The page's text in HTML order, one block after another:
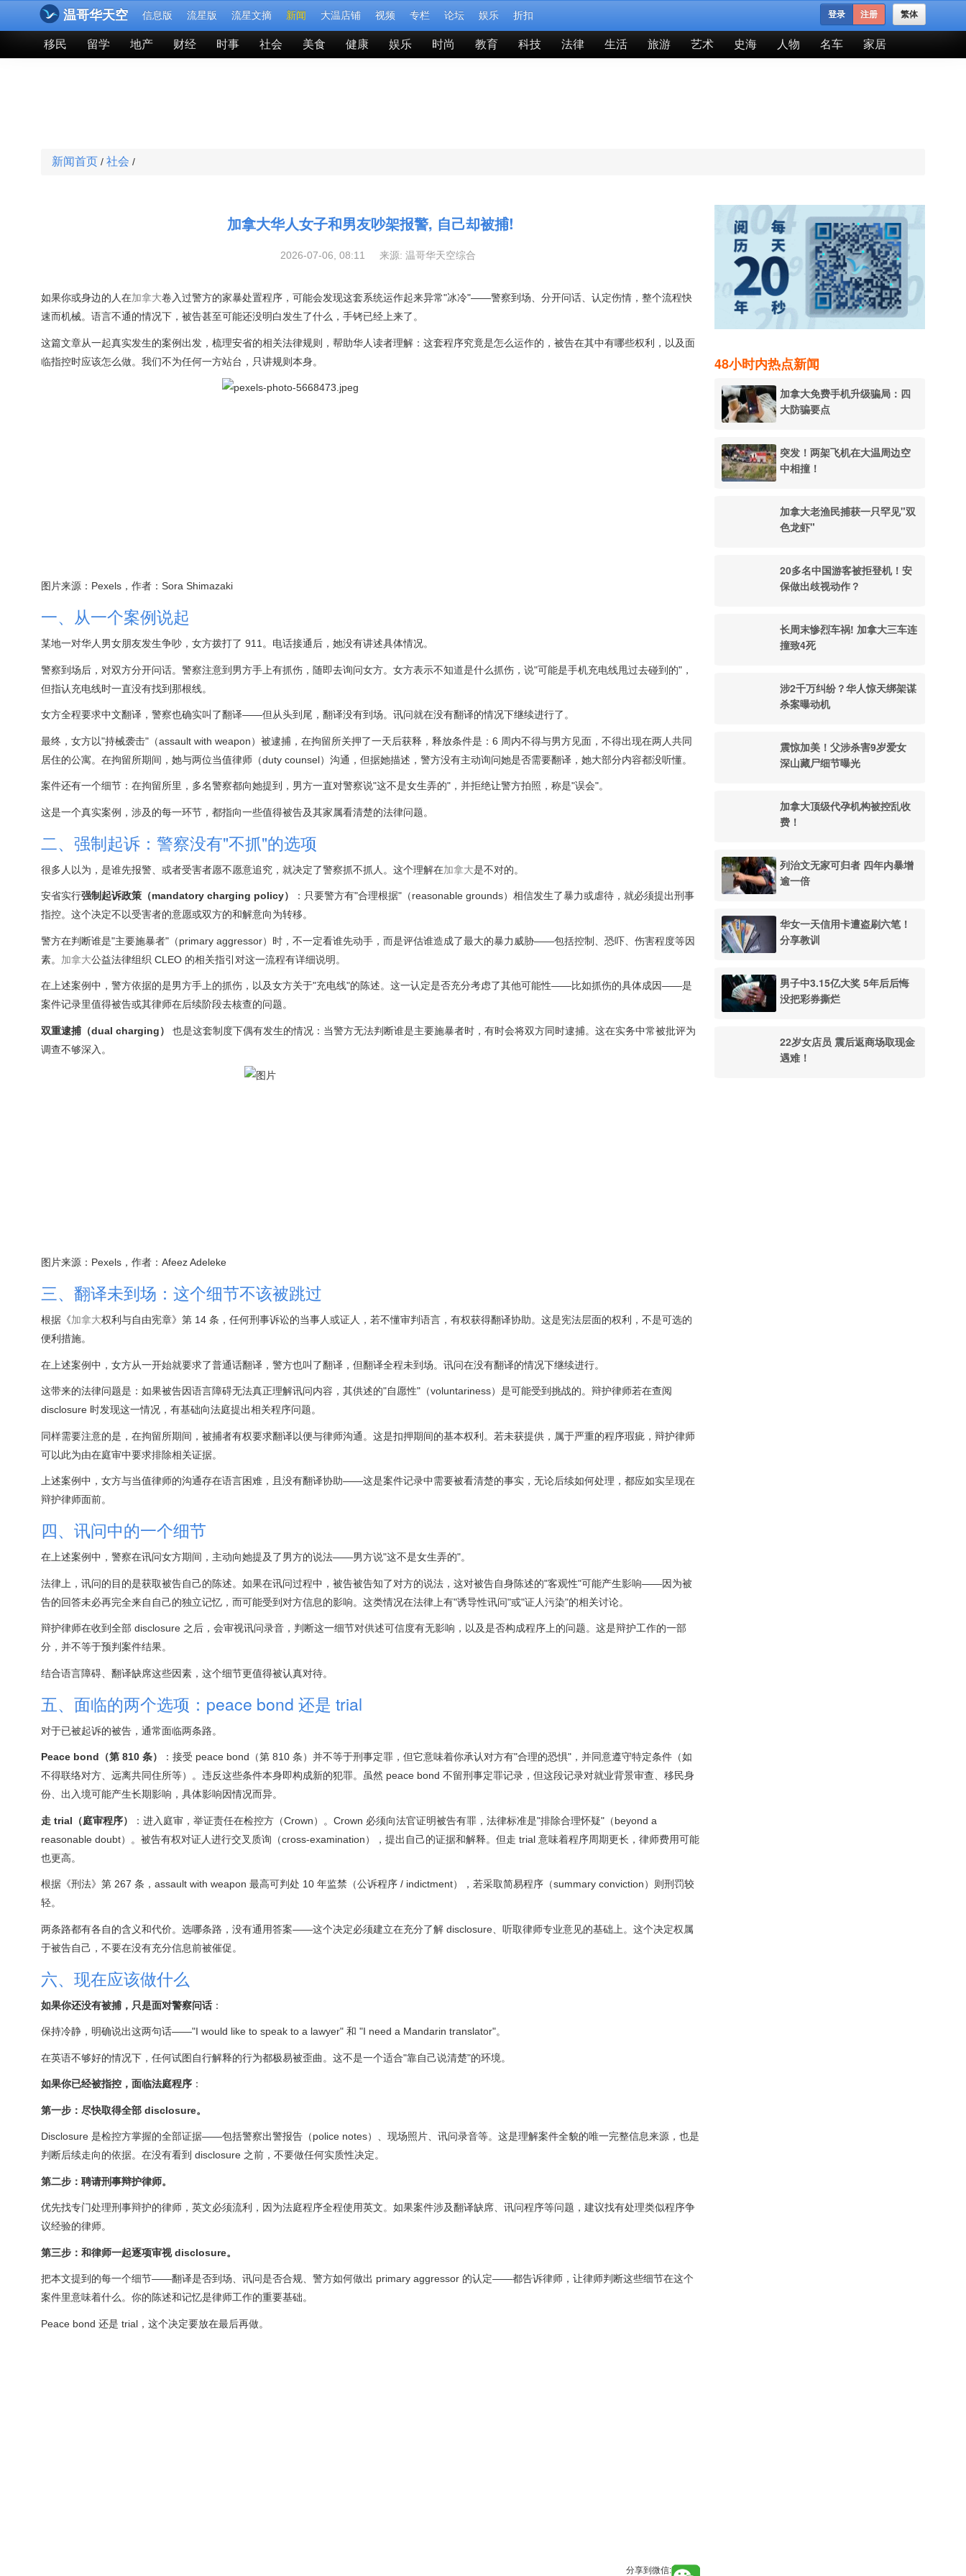
温哥华天空 信息版 流星版 流星文摘 新闻 大温店铺 视频 专栏 论坛 娱乐 折扣 繁体
登录 注册
移民 留学 地产 财经 时事 社会 美食 健康 娱乐 时尚 教育 科技 法律 生活 旅游 艺术 史海 人物 名车 家居
新闻首页 / 社会 /
加拿大华人女子和男友吵架报警, 自己却被捕!
2026-07-06, 08:11 来源: 温哥华天空综合
如果你或身边的人在加拿大卷入过警方的家暴处置程序，可能会发现这套系统运作起来异常"冰冷"——警察到场、分开问话、认定伤情，整个流程快
速而机械。语言不通的情况下，被告甚至可能还没明白发生了什么，手铐已经上来了。
这篇文章从一起真实发生的案例出发，梳理安省的相关法律规则，帮助华人读者理解：这套程序究竟是怎么运作的，被告在其中有哪些权利，以及面
临指控时应该怎么做。我们不为任何一方站台，只讲规则本身。
图片来源：Pexels，作者：Sora Shimazaki
一、从一个案例说起
某地一对华人男女朋友发生争吵，女方拨打了 911。电话接通后，她没有讲述具体情况。
警察到场后，对双方分开问话。警察注意到男方手上有抓伤，随即去询问女方。女方表示不知道是什么抓伤，说"可能是手机充电线甩过去碰到的"，
但指认充电线时一直没有找到那根线。
女方全程要求中文翻译，警察也确实叫了翻译——但从头到尾，翻译没有到场。讯问就在没有翻译的情况下继续进行了。
最终，女方以"持械袭击"（assault with weapon）被逮捕，在拘留所关押了一天后获释，释放条件是：6 周内不得与男方见面，不得出现在两人共同
居住的公寓。在拘留所期间，她与两位当值律师（duty counsel）沟通，但据她描述，警方没有主动询问她是否需要翻译，她大部分内容都没听懂。
案件还有一个细节：在拘留所里，多名警察都向她提到，男方一直对警察说"这不是女生弄的"，并拒绝让警方拍照，称是"误会"。
这是一个真实案例，涉及的每一环节，都指向一些值得被告及其家属看清楚的法律问题。
二、强制起诉：警察没有"不抓"的选项
很多人以为，是谁先报警、或者受害者愿不愿意追究，就决定了警察抓不抓人。这个理解在加拿大是不对的。
安省实行强制起诉政策（mandatory charging policy）
：只要警方有"合理根据"（reasonable grounds）相信发生了暴力或虐待，就必须提出刑事
指控。这个决定不以受害者的意愿或双方的和解意向为转移。
警方在判断谁是"主要施暴者"（primary aggressor）时，不一定看谁先动手，而是评估谁造成了最大的暴力威胁——包括控制、恐吓、伤害程度等因
素。 加拿大公益法律组织 CLEO 的相关指引对这一流程有详细说明。
在上述案例中，警方依据的是男方手上的抓伤，以及女方关于"充电线"的陈述。这一认定是否充分考虑了其他可能性——比如抓伤的具体成因——是
案件记录里值得被告或其律师在后续阶段去核查的问题。
双重逮捕（dual charging）
也是这套制度下偶有发生的情况：当警方无法判断谁是主要施暴者时，有时会将双方同时逮捕。这在实务中常被批评为
调查不够深入。
图片来源：Pexels，作者：Afeez Adeleke
三、翻译未到场：这个细节不该被跳过
根据《加拿大权利与自由宪章》第 14 条，任何刑事诉讼的当事人或证人，若不懂审判语言，有权获得翻译协助。这是宪法层面的权利，不是可选的
便利措施。
在上述案例中，女方从一开始就要求了普通话翻译，警方也叫了翻译，但翻译全程未到场。讯问在没有翻译的情况下继续进行。
这带来的法律问题是：如果被告因语言障碍无法真正理解讯问内容，其供述的"自愿性"（voluntariness）是可能受到挑战的。辩护律师若在查阅
disclosure 时发现这一情况，有基础向法庭提出相关程序问题。
同样需要注意的是，在拘留所期间，被捕者有权要求翻译以便与律师沟通。这是扣押期间的基本权利。若未获提供，属于严重的程序瑕疵，辩护律师
可以此为由在庭审中要求排除相关证据。
上述案例中，女方与当值律师的沟通存在语言困难，且没有翻译协助——这是案件记录中需要被看清楚的事实，无论后续如何处理，都应如实呈现在
辩护律师面前。
四、讯问中的一个细节
在上述案例中，警察在讯问女方期间，主动向她提及了男方的说法——男方说"这不是女生弄的"。
法律上，讯问的目的是获取被告自己的陈述。如果在讯问过程中，被告被告知了对方的说法，这对被告自身陈述的"客观性"可能产生影响——因为被
告的回答未必再完全来自自己的独立记忆，而可能受到对方信息的影响。这类情况在法律上有"诱导性讯问"或"证人污染"的相关讨论。
辩护律师在收到全部 disclosure 之后，会审视讯问录音，判断这一细节对供述可信度有无影响，以及是否构成程序上的问题。这是辩护工作的一部
分，并不等于预判案件结果。
结合语言障碍、翻译缺席这些因素，这个细节更值得被认真对待。
五、面临的两个选项：peace bond 还是 trial
对于已被起诉的被告，通常面临两条路。
Peace bond（第 810 条）
：接受 peace bond（第 810 条）并不等于刑事定罪，但它意味着你承认对方有"合理的恐惧"，并同意遵守特定条件（如
不得联络对方、远离共同住所等）。违反这些条件本身即构成新的犯罪。虽然 peace bond 不留刑事定罪记录，但这段记录对就业背景审查、移民身
份、出入境可能产生长期影响，具体影响因情况而异。
走 trial（庭审程序）
：进入庭审，举证责任在检控方（Crown）。Crown 必须向法官证明被告有罪，法律标准是"排除合理怀疑"（beyond a
reasonable doubt）。被告有权对证人进行交叉质询（cross-examination），提出自己的证据和解释。但走 trial 意味着程序周期更长，律师费用可能
也更高。
根据《刑法》第 267 条，assault with weapon 最高可判处 10 年监禁（公诉程序 / indictment），若采取简易程序（summary conviction）则刑罚较
轻。
两条路都有各自的含义和代价。选哪条路，没有通用答案——这个决定必须建立在充分了解 disclosure、听取律师专业意见的基础上。这个决定权属
于被告自己，不要在没有充分信息前被催促。
六、现在应该做什么
如果你还没有被捕，只是面对警察问话 ：
保持冷静，明确说出这两句话——"I would like to speak to a lawyer" 和 "I need a Mandarin translator"。
在英语不够好的情况下，任何试图自行解释的行为都极易被歪曲。这不是一个适合"靠自己说清楚"的环境。
如果你已经被指控，面临法庭程序 ：
第一步：尽快取得全部 disclosure。
Disclosure 是检控方掌握的全部证据——包括警察出警报告（police notes）、现场照片、讯问录音等。这是理解案件全貌的唯一完整信息来源，也是
判断后续走向的依据。在没有看到 disclosure 之前，不要做任何实质性决定。
第二步：聘请刑事辩护律师。
优先找专门处理刑事辩护的律师，英文必须流利，因为法庭程序全程使用英文。如果案件涉及翻译缺席、讯问程序等问题，建议找有处理类似程序争
议经验的律师。
第三步：和律师一起逐项审视 disclosure。
把本文提到的每一个细节——翻译是否到场、讯问是否合规、警方如何做出 primary aggressor 的认定——都告诉律师，让律师判断这些细节在这个
案件里意味着什么。你的陈述和记忆是律师工作的重要基础。
Peace bond 还是 trial，这个决定要放在最后再做。
分享到微信:
48小时内热点新闻
加拿大免费手机升级骗局：四
大防骗要点
突发！两架飞机在大温周边空
中相撞！
加拿大老渔民捕获一只罕见"双
色龙虾"
20多名中国游客被拒登机！安
保做出歧视动作？
长周末惨烈车祸! 加拿大三车连
撞致4死
涉2千万纠纷？华人惊天绑架谋
杀案曝动机
震惊加美！父涉杀害9岁爱女
深山藏尸细节曝光
加拿大顶级代孕机构被控乱收
费！
列治文无家可归者 四年内暴增
逾一倍
华女一天信用卡遭盗刷六笔！
分享教训
男子中3.15亿大奖 5年后后悔
没把彩券撕烂
22岁女店员 震后返商场取现金
遇难！